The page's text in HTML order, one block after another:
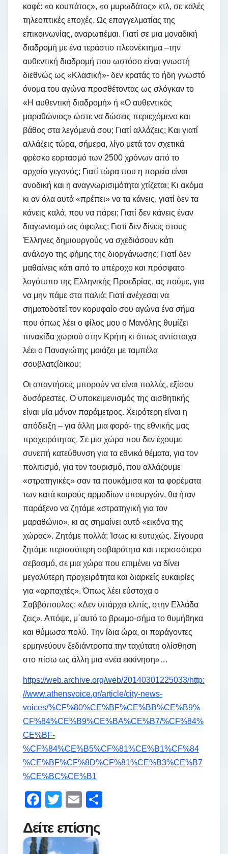
καφέ: «ο κουπάτος», «ο μυρωδάτος» κτλ, σε καλές
τηλεοπτικές εποχές. Ως επαγγελματίας της
επικοινωνίας, αναρωτιέμαι. Γιατί σε μια μοναδική
διαδρομή με ένα τεράστιο πλεονέκτημα –την
αυθεντική διαδρομή που ωστόσο είναι γνωστή
διεθνώς ως «Κλασική»- δεν κρατάς το ήδη γνωστό
όνομα του αγώνα προσθέτοντας ως σλόγκαν το
«Η αυθεντική διαδρομή» ή «Ο αυθεντικός
μαραθώνιος» ώστε να δώσεις περιεχόμενο και
βάθος στα λεγόμενά σου; Γιατί αλλάζεις; Και γιατί
αλλάζεις τώρα, σήμερα, λίγο μετά τον σχετικά
φρέσκο εορτασμό των 2500 χρόνων από το
αρχαίο γεγονός; Γιατί τώρα που η πορεία είναι
ανοδική και η αναγνωρισιμότητα χτίζεται; Κι ακόμα
κι αν όλα αυτά «πρέπει» να τα κάνεις, γιατί δεν τα
κάνεις καλά, που να πάρει; Γιατί δεν κάνεις έναν
διαγωνισμό ως όφειλες; Γιατί δεν δίνεις στους
Έλληνες δημιουργούς να σχεδιάσουν κάτι
ανάλογο της φήμης της διοργάνωσης; Γιατί δεν
μαθαίνεις κάτι από το υπέροχο και πρόσφατο
λογότυπο της Ελληνικής Προεδρίας, ας πούμε, για
να μην πάμε στα παλιά; Γιατί ανέχεσαι να
σηματοδοτεί τον κορυφαίο σου αγώνα ένα σήμα
που όπως λέει ο φίλος μου ο Μανόλης θυμίζει
πινακίδα χωριού στην Κρήτη κι όπως αντίστοιχα
λέει ο Παναγιώτης μοιάζει με ταμπέλα
σουβλατζίδικου;
Οι απαντήσεις μπορούν να είναι πολλές, εξίσου
δυσάρεστες. Ο υποκειμενισμός της αισθητικής
είναι μία μόνον παράμετρος. Χειρότερη είναι η
απόδειξη – για άλλη μια φορά- της εθνικής μας
προχειρότητας. Σε μια χώρα που δεν έχουμε
συνεπή κατεύθυνση για τα εθνικά θέματα, για τον
πολιτισμό, για τον τουρισμό, που αλλάζουμε
«στρατηγικές» σαν τα πουκάμισα και τα φορέματα
των κατά καιρούς αρμοδίων υπουργών, θα ήταν
παράξενο να ζητάμε «στρατηγική για τον
μαραθώνιο», κι ας σημαίνει αυτό «εικόνα της
χώρας». Ζητάμε πολλά; Ίσως κι ευτυχώς. Σίγουρα
ζητάμε περισσότερη σοβαρότητα και περισσότερο
σεβασμό, σε μια χώρα που επιμένει να δίνει
μεγαλύτερη προχειρότητα και διαρκείς ευκαιρίες
για «αρπαχτές». Όπως λέει εύστοχα ο
Σαββόπουλος: «Δεν υπάρχει ελπίς, στην Ελλάδα
ζεις». Απόψε, μ΄αυτό το βρωμο-σήμα το θυμήθηκα
και θύμωσα πολύ. Την ίδια ώρα, οι παράγοντες
ερμηνεύουν ξεδιάντροπα την ταχύτατη ολίσθηση
στο πίσω ως άλλη μια «νέα εκκίνηση»…
https://web.archive.org/web/20140301225033/http:
//www.athensvoice.gr/article/city-news-
voices/%CF%80%CE%BF%CE%BB%CE%B9%
CF%84%CE%B9%CE%BA%CE%B7/%CF%84%
CE%BF-
%CF%84%CE%B5%CF%81%CE%B1%CF%84
%CE%BF%CF%8D%CF%81%CE%B3%CE%B7
%CE%BC%CE%B1
F
c
e
T
tt
er
E
ail
Δείτε επίσης